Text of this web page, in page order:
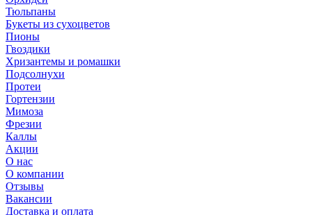
Тюльпаны
Букеты из сухоцветов
Пионы
Гвоздики
Хризантемы и ромашки
Подсолнухи
Протеи
Гортензии
Мимоза
Фрезии
Каллы
Акции
О нас
О компании
Отзывы
Вакансии
Доставка и оплата